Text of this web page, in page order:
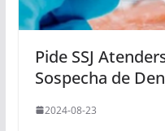
Pide SSJ
Sospecha de
2024-08-23